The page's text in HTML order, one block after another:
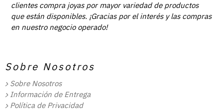
clientes compra joyas por mayor variedad de productos
que están disponibles. ¡Gracias por el interés y las compras
en nuestro negocio operado!
Sobre Nosotros
Sobre Nosotros
Información de Entrega
Política de Privacidad